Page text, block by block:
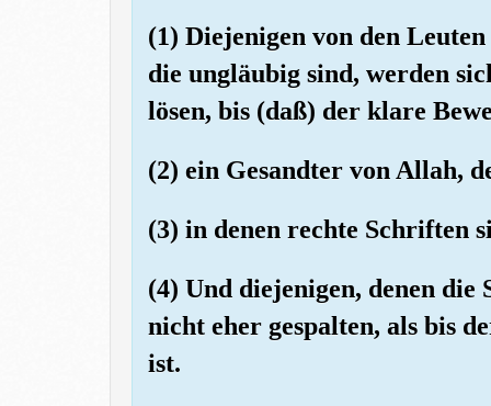
(1) Diejenigen von den
die ungläubig sind, werden
lösen, bis (daß) der klare
(2) ein Gesandter von Allah,
(3) in denen rechte Schriften
(4) Und diejenigen, denen die
nicht eher gespalten, als bis
ist.